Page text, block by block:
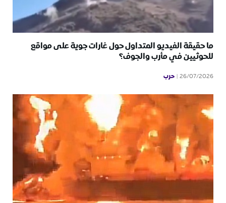
ما حقيقة الفيديو المتداول حول غارات جوية على مواقع
للحوثيين في مأرب والجوف؟
26/07/2026 حرب